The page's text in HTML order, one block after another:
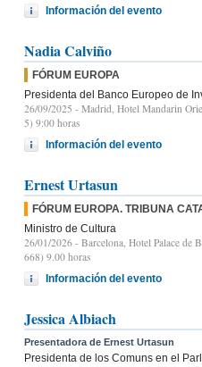
Información del evento
Nadia Calviño
FÓRUM EUROPA
Presidenta del Banco Europeo de
26/09/2025 - Madrid, Hotel Mandarin
5) 9:00 horas
Información del evento
Ernest Urtasun
FÓRUM EUROPA. TRIBUNA
Ministro de Cultura
26/01/2026 - Barcelona, Hotel Palace de
668) 9.00 horas
Información del evento
Jessica Albiach
Presentadora de Ernest Urtasun
Presidenta de los Comuns en el